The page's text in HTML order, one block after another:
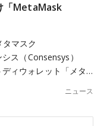
「MetaMask
マスク
ス（Consensys）
ィウォレット「メタ…
ニュース